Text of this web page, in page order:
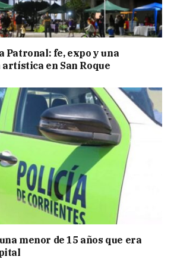
Patronal: fe, expo y una
en San Roque
menor de 15 años que era